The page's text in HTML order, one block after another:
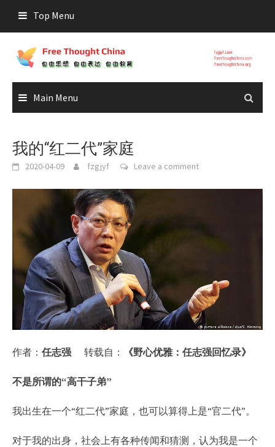
content
Top Menu
Main Menu
我的“红二代”家庭
2020-04-09 fzgjyf Leave a comment
作者： 任志强 转载自： 《野心优雅：任志强回忆录》
不是所谓的“高干子弟”
我出生在一个“红二代”家庭，也可以算得上是“官二代”。
对于我的出身，社会上有各种传闻和猜测，认为我是一个